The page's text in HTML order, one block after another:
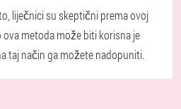
liječnici su skeptični prema ovoj
metoda može biti korisna je
taj način ga možete nadopuniti.